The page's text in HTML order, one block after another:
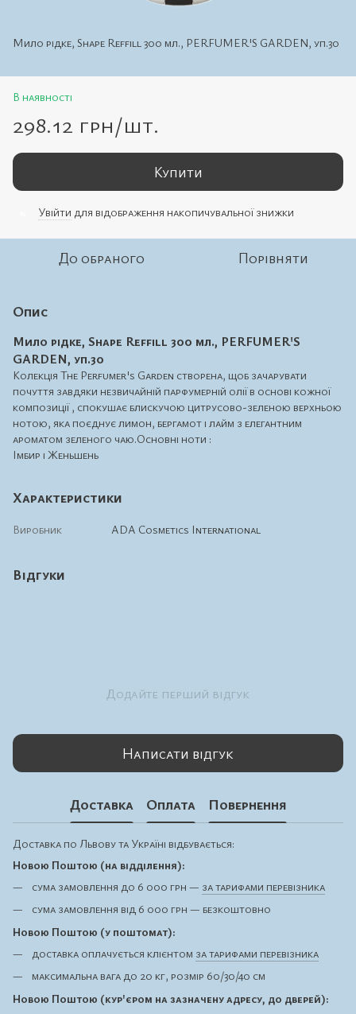
Мило рідке, Shape Reffill 300 мл., PERFUMER'S GARDEN, уп.30
В наявності
298.12 грн/шт.
Купити
Увійти для відображення накопичувальної знижки
До обраного Порівняти
Опис
Мило рідке, Shape Reffill 300 мл., PERFUMER'S
GARDEN, уп.30
Колекція The Perfumer's Garden створена, щоб зачарувати
почуття завдяки незвичайній парфумерній олії в основі кожної
композиції , спокушає блискучою цитрусово-зеленою верхньою
нотою, яка поєднує лимон, бергамот і лайм з елегантним
ароматом зеленого чаю.Основні ноти :
Імбир і Женьшень
Характеристики
Виробник ADA Cosmetics International
Відгуки
Додайте перший відгук
Написати відгук
Доставка Оплата Повернення
Доставка по Львову та Україні відбувається:
Новою Поштою (на відділення):
сума замовлення до 6 000 грн — за тарифами перевізника
сума замовлення від 6 000 грн — безкоштовно
Новою Поштою (у поштомат):
доставка оплачується клієнтом за тарифами перевізника
максимальна вага до 20 кг, розмір 60/30/40 см
Новою Поштою (кур'єром на зазначену адресу, до дверей):